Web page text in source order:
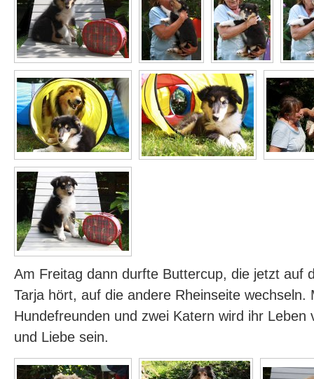
Am Freitag dann durfte Buttercup, die jetzt auf
Tarja hört, auf die andere Rheinseite wechseln.
Hundefreunden und zwei Katern wird ihr Leben
und Liebe sein.